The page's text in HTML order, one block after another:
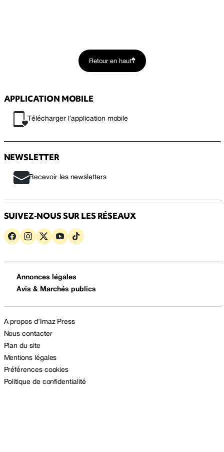
Retour en haut
APPLICATION MOBILE
Télécharger l’application mobile
NEWSLETTER
Recevoir les newsletters
SUIVEZ-NOUS SUR LES RÉSEAUX
Annonces légales
Avis & Marchés publics
A propos d’Imaz Press
Nous contacter
Plan du site
Mentions légales
Préférences cookies
Politique de confidentialité